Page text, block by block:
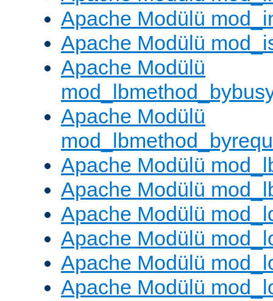
Apache Modülü
Apache Modülü
Apache Modülü
Apache Modülü
Apache Modülü
Apache Modülü
Apache Modülü
Apache Modülü
Apache Modülü
Apache Modülü